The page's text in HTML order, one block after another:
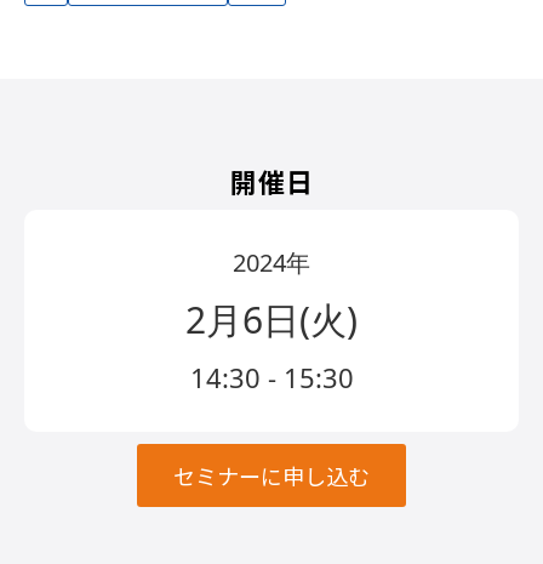
開催日
2024年
2月6日(火)
14:30 - 15:30
セミナーに申し込む